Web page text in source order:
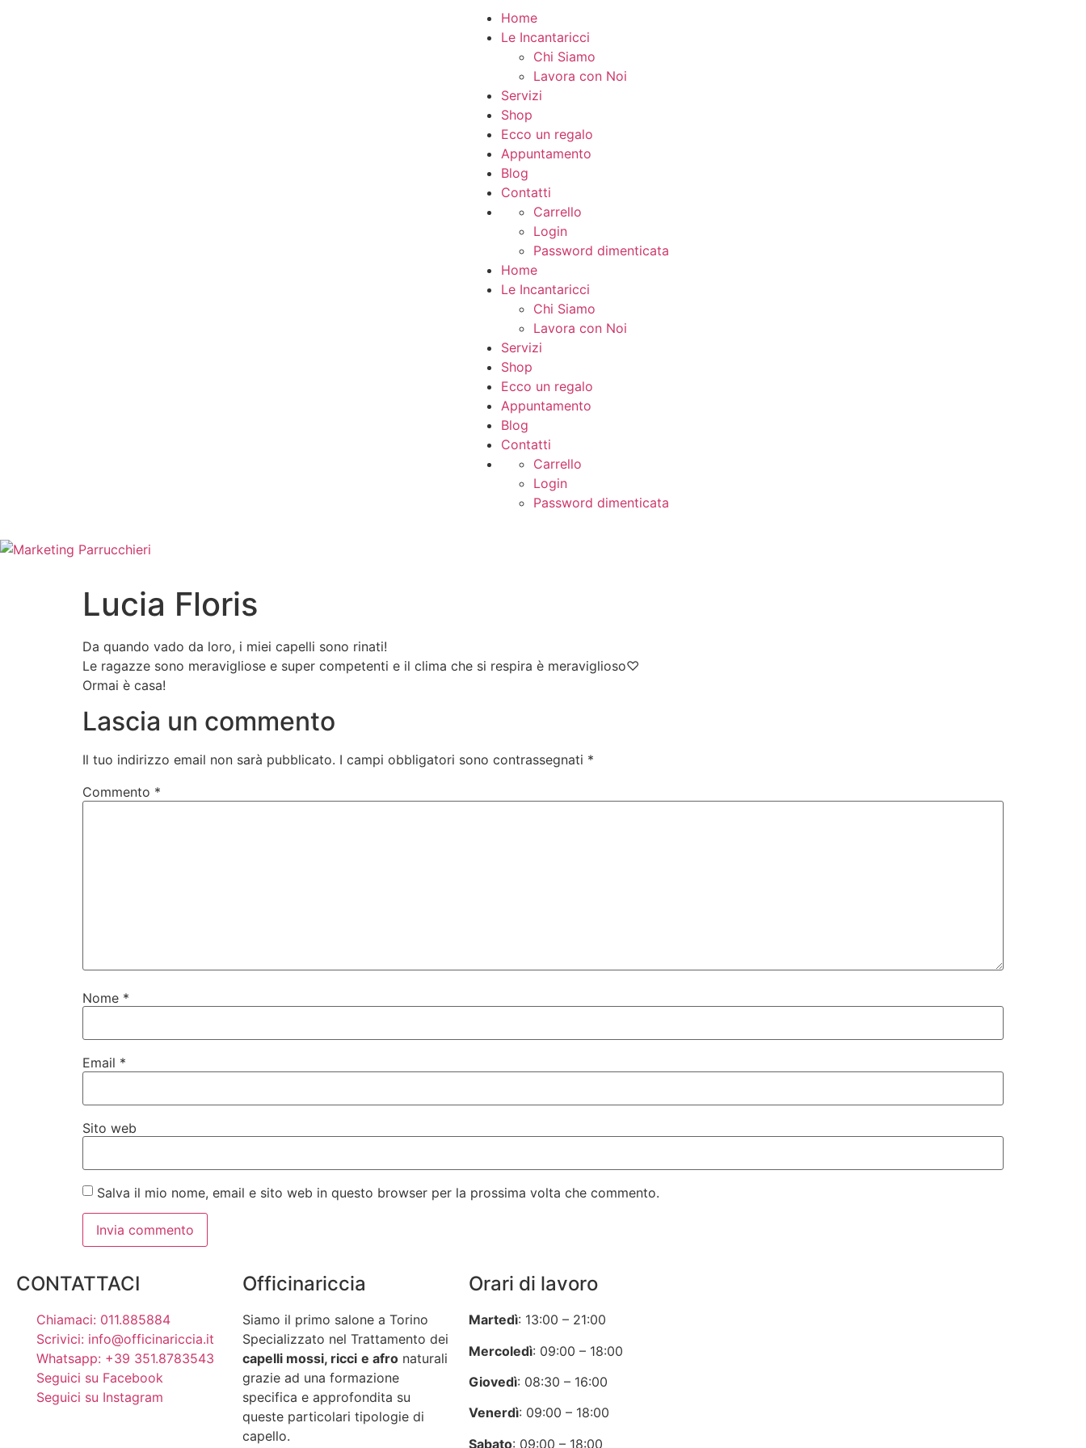
Home
Le Incantaricci
Chi Siamo
Lavora con Noi
Servizi
Shop
Ecco un regalo
Appuntamento
Blog
Contatti
Carrello
Login
Password dimenticata
Home
Le Incantaricci
Chi Siamo
Lavora con Noi
Servizi
Shop
Ecco un regalo
Appuntamento
Blog
Contatti
Carrello
Login
Password dimenticata
Lucia Floris
Da quando vado da loro, i miei capelli sono rinati!
Le ragazze sono meravigliose e super competenti e il clima che si respira è meraviglioso♡
Ormai è casa!
Lascia un commento
Il tuo indirizzo email non sarà pubblicato. I campi obbligatori sono contrassegnati *
Commento *
Nome *
Email *
Sito web
Salva il mio nome, email e sito web in questo browser per la prossima volta che commento.
CONTATTACI
Chiamaci: 011.885884
Scrivici: info@officinariccia.it
Whatsapp: +39 351.8783543
Seguici su Facebook
Seguici su Instagram
Officinariccia
Siamo il primo salone a Torino
Specializzato nel Trattamento dei
capelli mossi, ricci e afro naturali
grazie ad una formazione
specifica e approfondita su
queste particolari tipologie di
capello.
Orari di lavoro
Martedì: 13:00 – 21:00
Mercoledì: 09:00 – 18:00
Giovedì: 08:30 – 16:00
Venerdì: 09:00 – 18:00
Sabato: 09:00 – 18:00